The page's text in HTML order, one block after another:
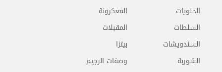
الحلويات
السلطات
السندويشات
الشوربة
المعكرونة
المقبلات
بيتزا
وصفات الرجيم